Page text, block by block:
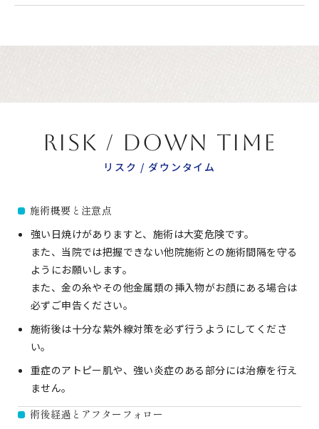
RISK / DOWN TIME
リスク / ダウンタイム
施術概要と注意点
強い日焼けがありますと、施術は大変危険です。
また、当院では把握できない他院施術との施術間隔を守る
ようにお願いします。
また、金の糸やその他金属類の挿入物がお顔にある場合は
必ずご申告ください。
施術後は十分な紫外線対策を必ず行うようにしてくださ
い。
重症のアトピー肌や、強い炎症のある部分には治療を行え
ません。
術後経過とアフターフォロー